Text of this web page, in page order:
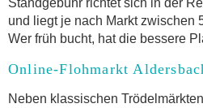
und liegt je nach Markt zwischen
Wer früh bucht, hat die bessere
Online-Flohmarkt
Neben klassischen